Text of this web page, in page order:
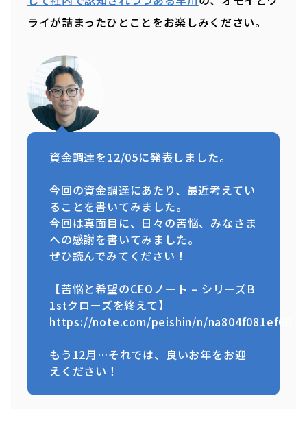
ライが詰まったひとことをお楽しみください。
資金調達を12/05に発表しました。
今回の資金調達にあたり、最近考えてい
ることを書いてみました。
今回は真面目に、日々の苦悩、みなさま
への感謝を書いてみました。
ぜひ読んでみてください！
【苦悩と希望のCEOノート – シリーズB
1stクローズを終えて】
https://note.com/peishin/n/na804f081ef60
もう12月…それでは、良いお年をお迎
えください！